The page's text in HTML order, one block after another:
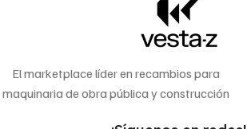
El marketplace líder en recambios para
maquinaria de obra pública y construcción